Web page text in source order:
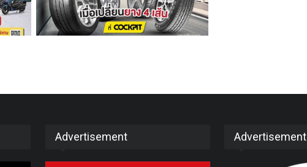
Advertisement Advertisement